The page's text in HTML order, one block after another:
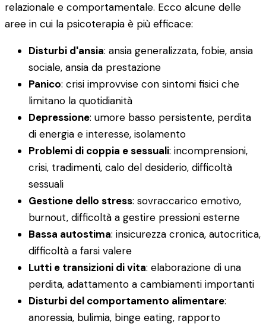
relazionale e comportamentale. Ecco alcune delle
aree in cui la psicoterapia è più efficace:
Disturbi d'ansia: ansia generalizzata, fobie, ansia
sociale, ansia da prestazione
Panico: crisi improvvise con sintomi fisici che
limitano la quotidianità
Depressione: umore basso persistente, perdita
di energia e interesse, isolamento
Problemi di coppia e sessuali: incomprensioni,
crisi, tradimenti, calo del desiderio, difficoltà
sessuali
Gestione dello stress: sovraccarico emotivo,
burnout, difficoltà a gestire pressioni esterne
Bassa autostima: insicurezza cronica, autocritica,
difficoltà a farsi valere
Lutti e transizioni di vita: elaborazione di una
perdita, adattamento a cambiamenti importanti
Disturbi del comportamento alimentare:
anoressia, bulimia, binge eating, rapporto